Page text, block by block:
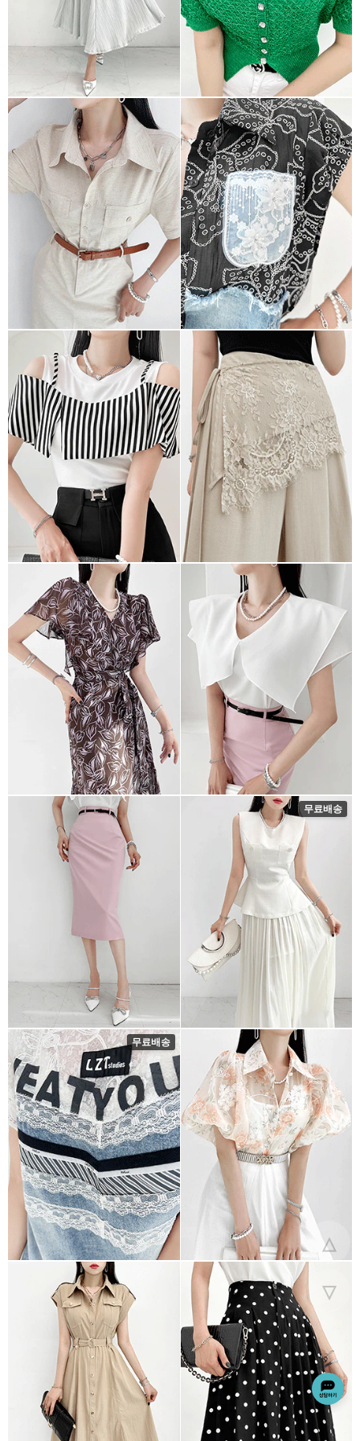
무료배송
무료배송